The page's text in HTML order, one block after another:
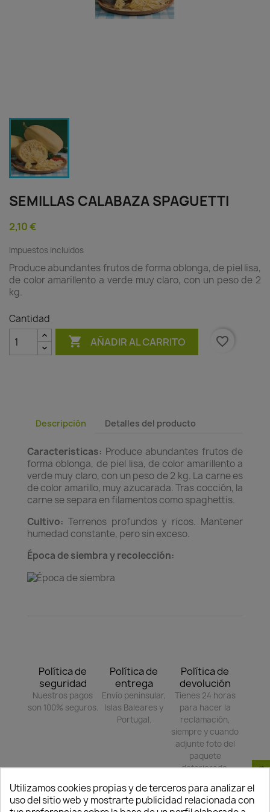
SEMILLAS CALABAZA SPAGUETTI
2,10 €
Impuestos incluidos
Produce abundantes frutos de forma oblonga, de piel lisa,
de color amarillento a verde muy claro, con un peso de 2
kg.
Cantidad
 AÑADIR AL CARRITO favorite_border
Descripción Detalles del producto
Caracteristicas: Produce abundantes frutos de
forma oblonga, de piel lisa, de color amarillento a
verde muy claro, con un peso de 2 kg. La carne es
de color amarillo, muy azucarada. Tras cocción, la
carne se separa en filamentos como spaghettis.
Cultivo: Terrenos profundos y ricos. Mantener
humedad constante, pero sin exceso.
Época de siembra y recolección:
Política de
seguridad
Nuestros pagos
son 100% seguros.
Política de
entrega
Envío peninsular,
Islas Baleares y
Portugal.
Política de
devolución
Tienes 24 horas
para hacer la
reclamación,
siempre y cuando
adjunte foto del
paquete
deteriorado.
Utilizamos cookies propias y de terceros para analizar el
uso del sitio web y mostrarte publicidad relacionada con